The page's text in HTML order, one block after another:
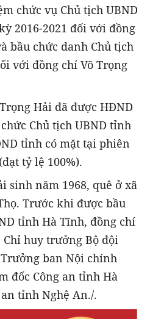
chức vụ Chủ tịch UBND
2016-2021 đối với đồng
bầu chức danh Chủ tịch
với đồng chí Võ Trọng
Hải đã được HĐND
Chủ tịch UBND tỉnh
tỉnh có mặt tại phiên
tỷ lệ 100%).
sinh năm 1968, quê ở xã
Trước khi được bầu
tỉnh Hà Tĩnh, đồng chí
huy trưởng Bộ đội
ban Nội chính
đốc Công an tỉnh Hà
tỉnh Nghệ An./.